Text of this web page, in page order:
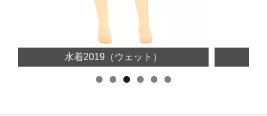
水着2019（ウェット）